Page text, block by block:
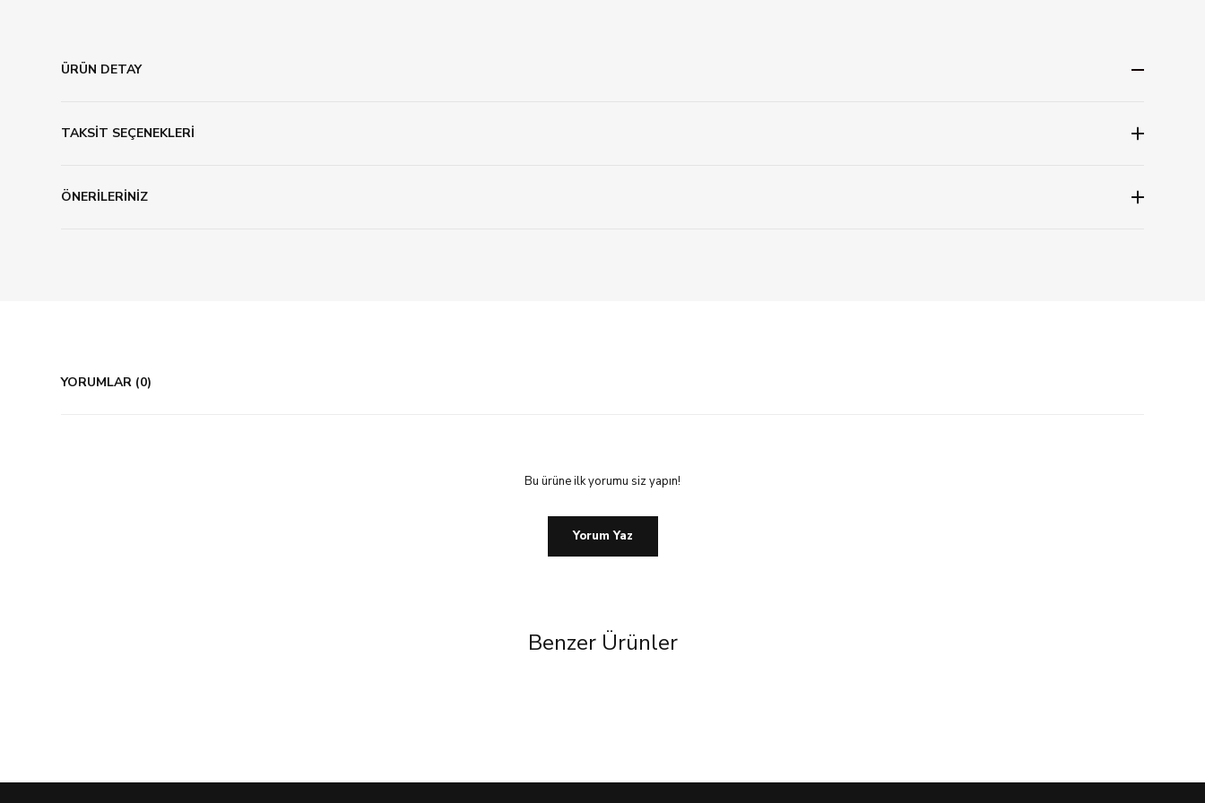
ÜRÜN DETAY
TAKSİT SEÇENEKLERİ
ÖNERİLERİNİZ
YORUMLAR (0)
Bu ürüne ilk yorumu siz yapın!
Yorum Yaz
Benzer Ürünler